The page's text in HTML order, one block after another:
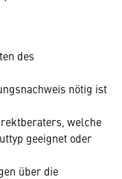
des
nötig ist
welche
geeignet oder
über die